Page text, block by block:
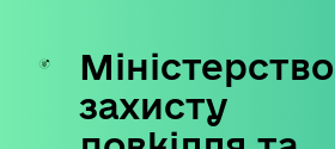
Skip
content
Міністерство
захисту